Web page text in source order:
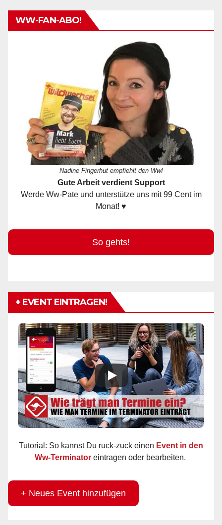
WW-FAN-ABO!
Nadine Fingerhut empfiehlt den Ww!
Gute Arbeit verdient Support
Werde Ww-Pate und unterstütze uns mit 99 Cent im
Monat! ♥
So gehts!
+ EVENT EINTRAGEN!
Tutorial: So kannst Du ruck-zuck einen Event in den
Ww-Terminator eintragen oder bearbeiten.
+ Neues Event hinzufügen